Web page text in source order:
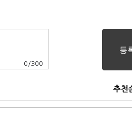
0 /300
추천